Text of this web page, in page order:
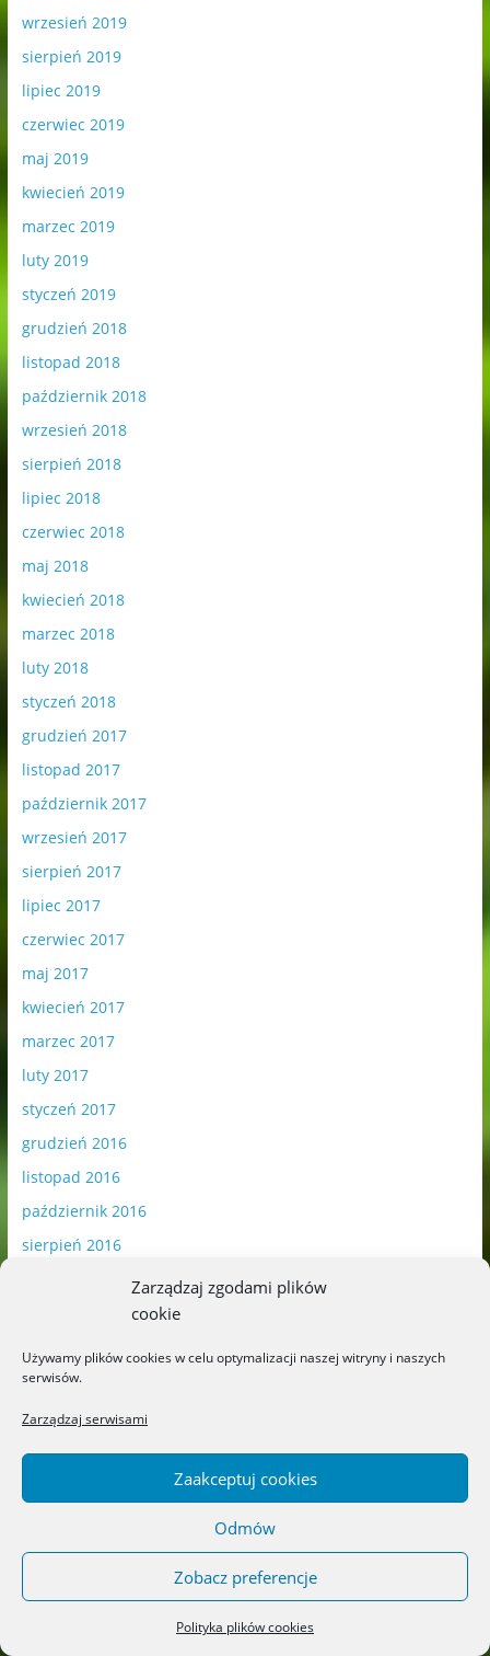
Zarządzaj zgodami plików
cookie
Używamy plików cookies w celu optymalizacji naszej witryny i naszych
serwisów.
Zarządzaj serwisami
Zaakceptuj cookies
Odmów
Zobacz preferencje
Polityka plików cookies
wrzesień 2019
sierpień 2019
lipiec 2019
czerwiec 2019
maj 2019
kwiecień 2019
marzec 2019
luty 2019
styczeń 2019
grudzień 2018
listopad 2018
październik 2018
wrzesień 2018
sierpień 2018
lipiec 2018
czerwiec 2018
maj 2018
kwiecień 2018
marzec 2018
luty 2018
styczeń 2018
grudzień 2017
listopad 2017
październik 2017
wrzesień 2017
sierpień 2017
lipiec 2017
czerwiec 2017
maj 2017
kwiecień 2017
marzec 2017
luty 2017
styczeń 2017
grudzień 2016
listopad 2016
październik 2016
sierpień 2016
Publikowane materiały zawierają płatną promocję.
Polityka plików cookies-Polityka prywatności
Blog o książkach dla dzieci i młodzieży –